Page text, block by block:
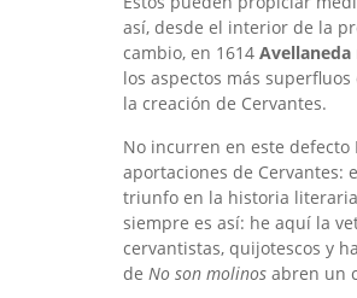
así, desde el interior de la
cambio, en 1614 Avellaneda
los aspectos más
la creación de Cervantes.
No incurren en este defecto
aportaciones de Cervantes:
triunfo en la historia
siempre es así: he aquí la
cervantistas, quijotescos y
de No son molinos abren un